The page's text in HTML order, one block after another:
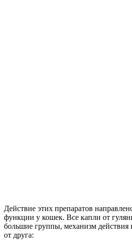
Действие этих препаратов
функции у кошек. Все капли от
большие группы, механизм действия
от друга: